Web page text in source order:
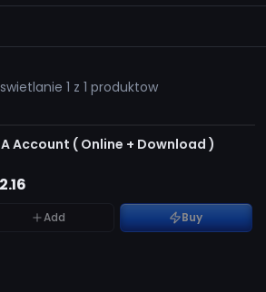
1 z 1 produktow
W MAGAZYNIE
Account ( Online + Download )
Add Buy